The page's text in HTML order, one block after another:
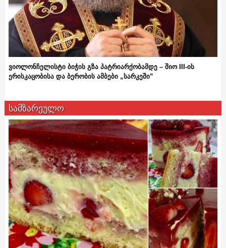
ვიოლონჩელისტი ბიჭის გზა პატრიარქობამდე – შიო III-ის
ერისკაცობისა და ბერობის ამბები „სარკეში”
სამზარეულო